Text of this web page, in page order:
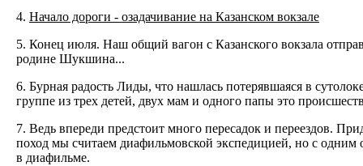
4. Начало дороги - озадачивание на Казанском вокзале
5. Конец июля. Наш общий вагон с Казанского вокзала
родине Шукшина...
6. Бурная радость Лиды, что нашлась потерявшаяся в
группе из трех детей, двух мам и одного папы это
7. Ведь впереди предстоит много пересадок и переездов.
поход мы считаем диафильмовской экспедицией, но с одним
в диафильме.